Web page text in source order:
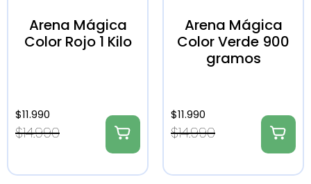
Arena Mágica
Color Rojo 1 Kilo
$14.990
$11.990
Arena Mágica
Color Verde 900
gramos
$14.990
$11.990